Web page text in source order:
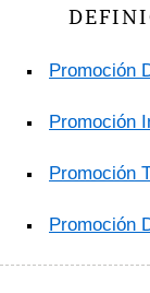
Promoción
Promoción
Promoción
Promoción